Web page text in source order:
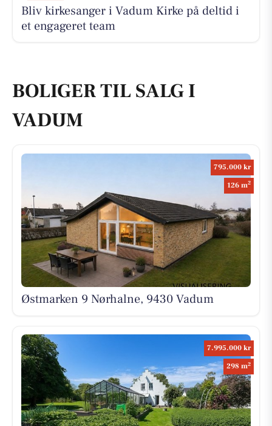
Bliv kirkesanger i Vadum Kirke på deltid i
et engageret team
BOLIGER TIL SALG I
VADUM
795.000 kr
126 m2
Østmarken 9 Nørhalne, 9430 Vadum
7.995.000 kr
298 m2